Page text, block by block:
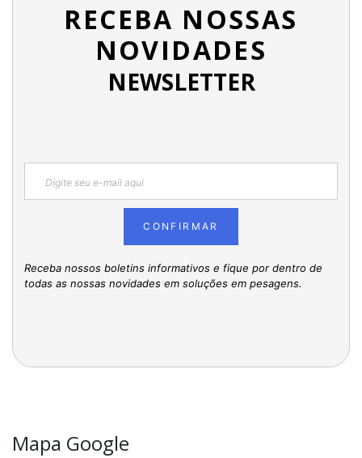
RECEBA NOSSAS
NOVIDADES
NEWSLETTER
CONFIRMAR
Receba nossos boletins informativos e fique por dentro de
todas as nossas novidades em soluções em pesagens.
Mapa Google